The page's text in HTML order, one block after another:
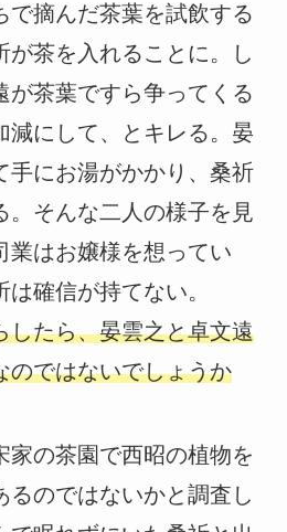
で摘んだ茶葉を試飲する
が茶を入れることに。し
が茶葉ですら争ってくる
減にして、とキレる。晏
手にお湯がかかり、桑祈
。そんな二人の様子を見
業はお嬢様を想ってい
確信が持てない。
したら、晏雲之と卓文遠
のではないでしょうか
家の茶園で西昭の植物を
るのではないかと調査し